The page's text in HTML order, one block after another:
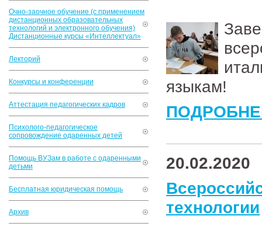
Очно-заочное обучение (с применением
дистанционных образовательных
технологий и электронного обучения)
Дистанционные курсы «Интеллектуал»
Лекторий
Конкурсы и конференции
Аттестация педагогических кадров
Психолого-педагогическое
сопровождение одаренных детей
Помощь ВУЗам в работе с одаренными
детьми
Бесплатная юридическая помощь
Архив
языкам!
20.02.2020
технологии